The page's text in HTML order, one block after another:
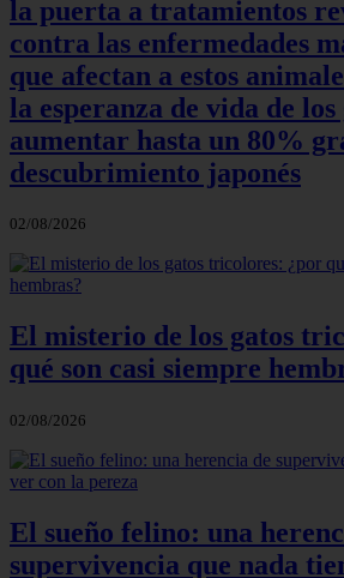
la puerta a tratamientos
contra las enfermedades
que afectan a estos
la esperanza de vida de
aumentar hasta un 80%
descubrimiento japonés
02/08/2026
El misterio de los gatos
qué son casi siempre
02/08/2026
El sueño felino: una
supervivencia que nada